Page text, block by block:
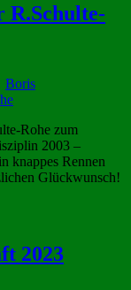
R.Schulte-
Boris
Rohe zum
2003 –
knappes Rennen
Glückwunsch!
2023